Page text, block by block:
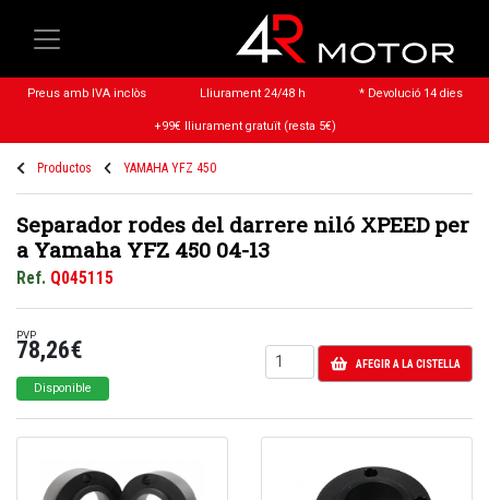
Preus amb IVA inclòs Lliurament 24/48 h * Devolució 14 dies
+99€ lliurament gratuït (resta 5€)
Productos YAMAHA YFZ 450
Separador rodes del darrere niló XPEED per
a Yamaha YFZ 450 04-13
Ref. Q045115
PVP
78,26€
Disponible
AFEGIR A LA CISTELLA